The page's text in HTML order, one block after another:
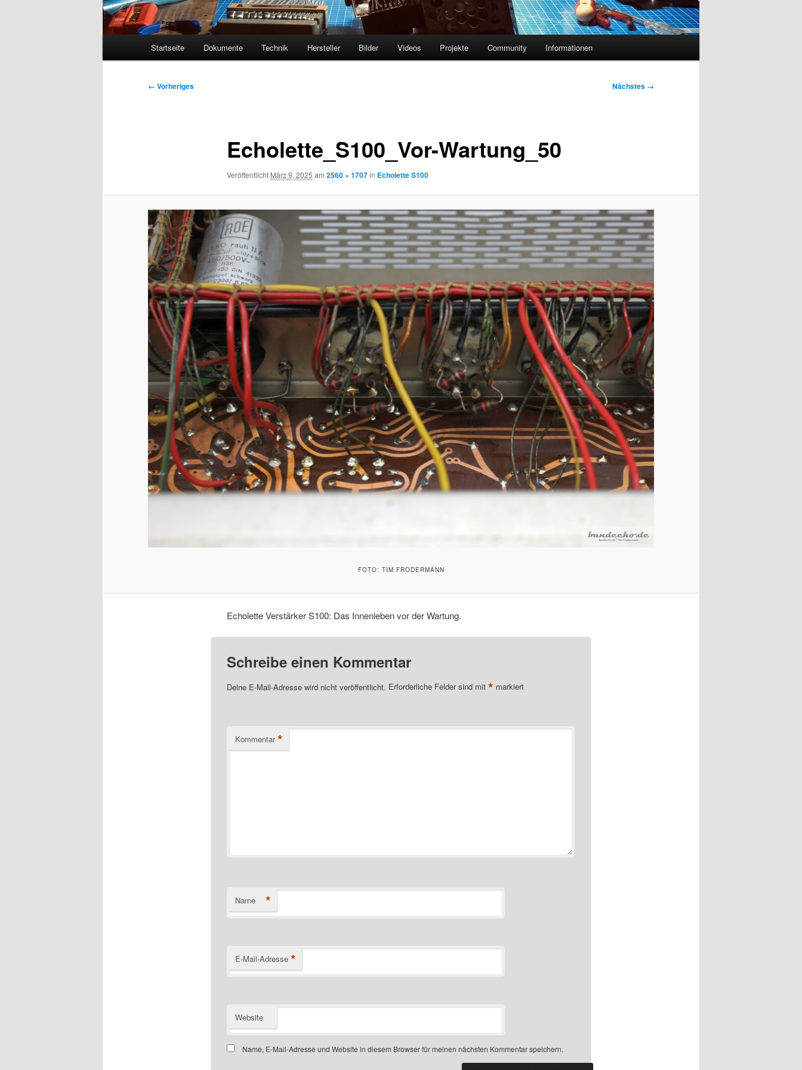
Startseite Dokumente Technik Hersteller Bilder Videos Projekte Community Informationen
Bilder-
← Vorheriges Nächstes →
Echolette_S100_Vor-Wartung_50
Veröffentlicht März 9, 2025 am 2560 × 1707in Echolette S100
FOTO: TIM FRODERMANN
Echolette Verstärker S100: Das Innenleben vor der Wartung.
Schreibe einen Kommentar
Deine E-Mail-Adresse wird nicht veröffentlicht. Erforderliche Felder sind mit * markiert
Kommentar *
Name *
E-Mail-Adresse *
Website
Name, E-Mail-Adresse und Website in diesem Browser für meinen nächsten Kommentar speichern.